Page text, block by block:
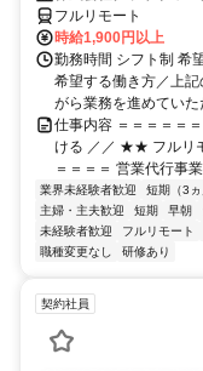
フルリモート
時給1,900円以上
勤務時間 シフト制 希
希望する働き方／上
がら業務を進めてい
仕事内容 ＝＝＝＝＝
ける ／／ ★★ フルリ
＝＝＝＝ 営業代行事
業界未経験者歓迎 短期（3ヵ
主婦・主夫歓迎
短期 早朝
未経験者歓迎
フルリモート
職種変更なし
研修あり
契約社員